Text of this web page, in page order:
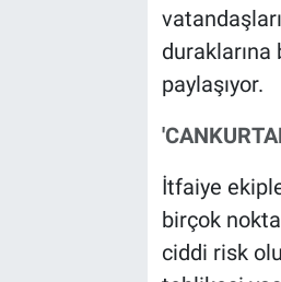
paylaşıyor.
İtfaiye
birçok
ciddi risk